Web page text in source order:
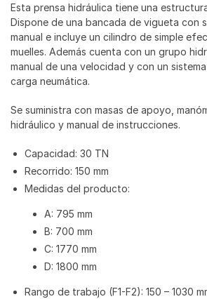
Esta prensa hidráulica tiene una
Dispone de una bancada de vigueta con
manual e incluye un cilindro de simple
muelles. Además cuenta con un grupo
manual de una velocidad y con un
carga neumática.
Se suministra con masas de apoyo,
hidráulico y manual de instrucciones.
Capacidad: 30 TN
Recorrido: 150 mm
Medidas del producto:
A: 795 mm
B: 700 mm
C: 1770 mm
D: 1800 mm
Rango de trabajo (F1-F2): 150 – 1030